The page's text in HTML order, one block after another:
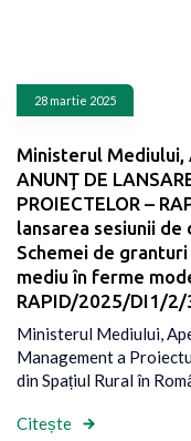
28 martie 2025
Ministerul Mediului,
ANUNŢ DE
PROIECTELOR –
lansarea sesiunii
Schemei de
mediu în ferme
RAPID/2025/DI1/2/
Ministerul Mediului,
Management a
din Spațiul Rural în
Citește